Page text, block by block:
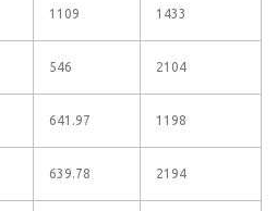
1109 1433
546 2104
641.97 1198
639.78 2194